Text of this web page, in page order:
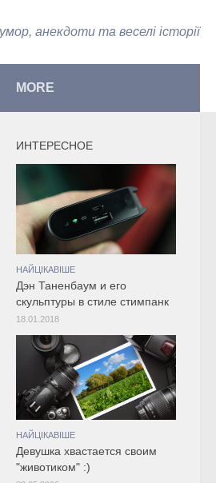
анекдоти та веселі історії
MORE
ИНТЕРЕСНОЕ
НАЙЦІКАВІШЕ
Дэн Таненбаум и его
скульптуры в стиле стимпанк
18.01.2018
НАЙЦІКАВІШЕ
Девушка хвастается своим
"животиком" :)